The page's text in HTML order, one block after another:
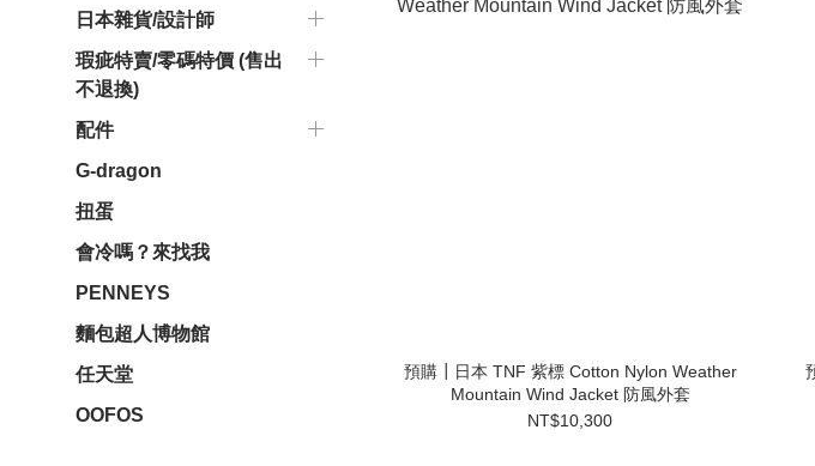
日本雜貨/設計師
瑕疵特賣/零碼特價 (售出
不退換)
配件
G-dragon
扭蛋
會冷嗎？來找我
PENNEYS
麵包超人博物館
任天堂
OOFOS
預購┃日本 TNF 紫標 Cotton Nylon Weather
Mountain Wind Jacket 防風外套
NT$10,300